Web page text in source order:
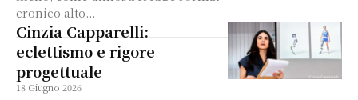
cronico alto...
Cinzia Capparelli:
eclettismo e rigore
progettuale
18 Giugno 2026